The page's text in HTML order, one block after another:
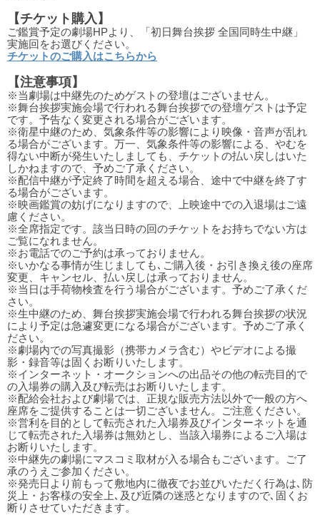
【チケット購入】
ご鑑賞予定の劇場HPより、「初日舞台挨拶 全国同時生中継」
実施回をお選びください。
チケットのご購入はこちらから
【注意事項】
※当劇場は中継先のためゲストの登壇はございません。
※舞台挨拶実施会場で行われる舞台挨拶での登壇ゲストは予定
です。予告なく変更される場合がございます。
※衛星中継のため、気象条件等の影響により映像・音声が乱れ
る場合がございます。万一、気象条件等の影響による、やむを
得ない中断が発生いたしましても、チケットの払い戻しはいた
しかねますので、予めご了承ください。
※配信中継が予定終了時間を超える場合、途中で中継を終了す
る場合がございます。
※映画鑑賞の妨げになりますので、上映途中での入退場はご遠
慮ください。
※全席指定です。該当日時の回のチケットをお持ちでない方は
ご覧になれません。
※お電話でのご予約は承っておりません。
※いかなる事情が生じましても､ご購入後・お引き換え後の座席
変更、キャンセル、払い戻しは承っておりません。
※当日は手荷物検査を行う場合がございます。予めご了承くだ
さい。
※生中継のため、舞台挨拶実施会場で行われる舞台挨拶の状況
により予定は急遽変更になる場合がございます。予めご了承く
ださい。
※劇場内での写真撮影（携帯カメラ含む）やビデオによる撮
影・録音等は固くお断りいたします。
※インターネット・オークションへの出品その他の転売目的で
の入場券の購入及び転売はお断りいたします。
※配給会社および劇場では、正規な販売方法以外で一般の方へ
座席をご提供することは一切ございません。ご注意ください。
※営利を目的として転売された入場券及びインターネットを通
じて転売された入場券は無効とし、当該入場券によるご入場は
お断りいたします。
※中継先の劇場にマスコミ取材が入る場合もございます。ご了
承のうえご参加ください。
※発売日より前もって敷地内に徹夜でお並びいただく行為は､防
災上・お客様の安全上､及び近隣の迷惑となりますので､固くお
断りさせていただきます。